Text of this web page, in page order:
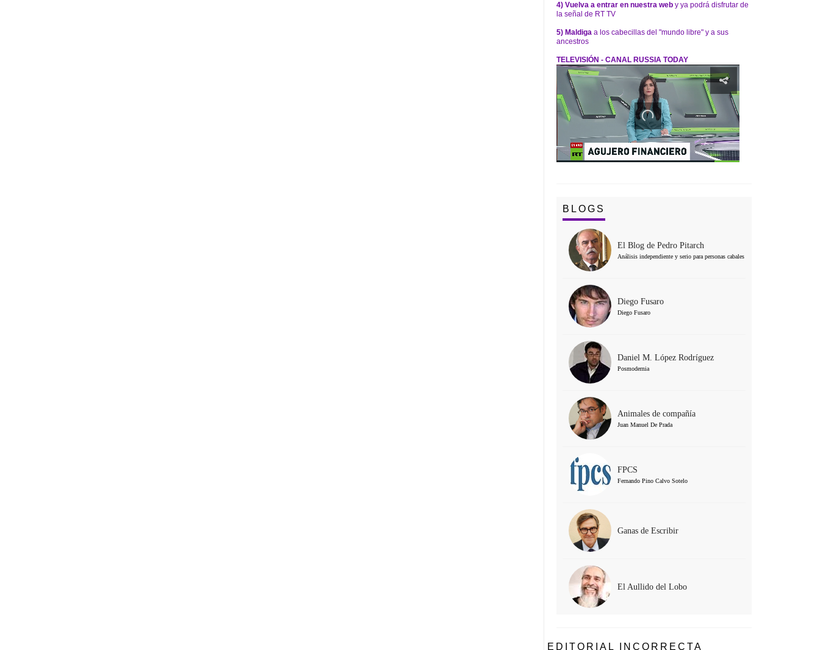
4) Vuelva a entrar en nuestra web y ya podrá disfrutar de
la señal de RT TV
5) Maldiga a los cabecillas del "mundo libre" y a sus
ancestros
TELEVISIÓN - CANAL RUSSIA TODAY
BLOGS
El Blog de Pedro Pitarch
Análisis independiente y serio para personas cabales
Diego Fusaro
Diego Fusaro
Daniel M. López Rodríguez
Posmodernia
Animales de compañía
Juan Manuel De Prada
FPCS
Fernando Pino Calvo Sotelo
Ganas de Escribir
El Aullido del Lobo
EDITORIAL INCORRECTA